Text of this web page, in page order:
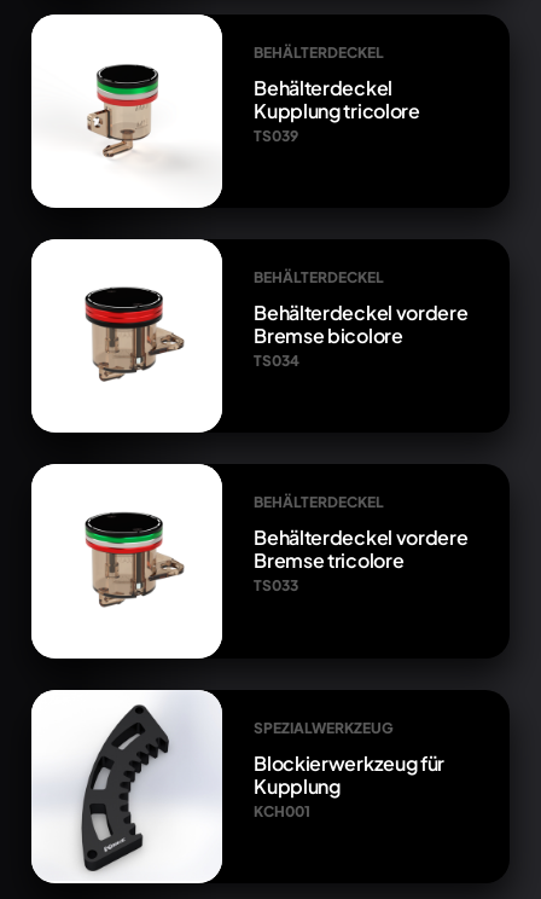
BEHÄLTERDECKEL
Behälterdeckel
Kupplung tricolore
TS039
BEHÄLTERDECKEL
Behälterdeckel vordere
Bremse bicolore
TS034
BEHÄLTERDECKEL
Behälterdeckel vordere
Bremse tricolore
TS033
SPEZIALWERKZEUG
Blockierwerkzeug für
Kupplung
KCH001